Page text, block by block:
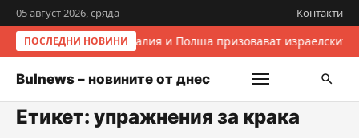
05 август 2026, сряда Контакти
ПОСЛЕДНИ НОВИНИИталия и Полша призовават
Bulnews – новините от днес
Етикет: упражнения за крака